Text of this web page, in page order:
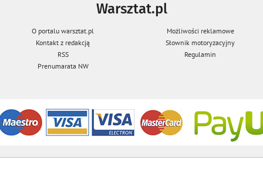
Warsztat.pl
O portalu warsztat.pl
Możliwości reklamowe
Kontakt z redakcją
Słownik motoryzacyjny
RSS
Regulamin
Prenumarata NW